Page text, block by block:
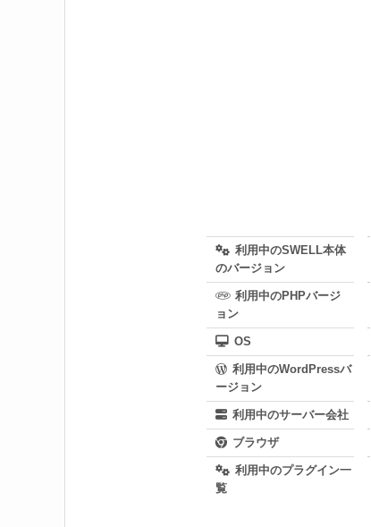
利用中のSWELL本体
のバージョン
利用中のPHPバージ
ョン
OS
利用中のWordPressバ
ージョン
利用中のサーバー会社
ブラウザ
利用中のプラグイン一
覧